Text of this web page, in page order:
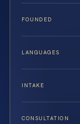
FOUNDED
LANGUAGES
INTAKE
CONSULTATION